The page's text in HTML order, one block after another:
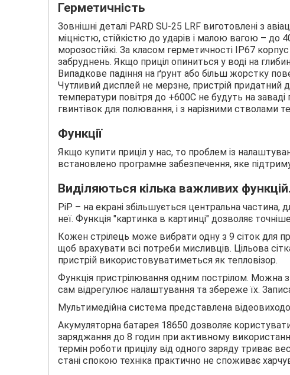
Герметичність
Зовнішні деталі PARD SU-25 LRF виготовлені з
міцністю, стійкістю до ударів і малою вагою – до
морозостійкі. За класом герметичності IP67
забруднень. Якщо приціл опиниться у воді на
Випадкове падіння на ґрунт або більш жорстку
Чутливий дисплей не мерзне, пристрій придатний
температури повітря до +600С не будуть на заваді
гвинтівок для полювання, і з нарізними стволами
Функції
Якщо купити приціл у нас, то проблем із
встановлено програмне забезпечення, яке
Виділяються кілька важливих функцій.
РіР – на екрані збільшується центральна частина,
неї. Функція "картинка в картинці" дозволяє
Кожен стрілець може вибрати одну з 9 сіток для
щоб врахувати всі потреби мисливців. Цільова
пристрій використовуватиметься як тепловізор.
Функція пристрілювання одним пострілом. Можна
сам відрегулює налаштування та збереже їх.
Мультимедійна система представлена
Акумуляторна батарея 18650 дозволяє
заряджання до 8 годин при активному
термін роботи прицілу від одного заряду триває
стані спокою техніка практично не споживає